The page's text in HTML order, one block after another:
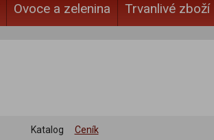
Ovoce a zelenina Trvanlivé zboží
Katalog Ceník